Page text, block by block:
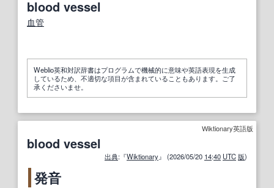
blood vessel
血管
Weblio英和対訳辞書はプログラムで機械的に意味や英語表現を生成
しているため、不適切な項目が含まれていることもあります。ご了
承くださいませ。
Wiktionary英語版
blood vessel
出典:『Wiktionary』 (2026/05/20 14:40 UTC 版)
発音